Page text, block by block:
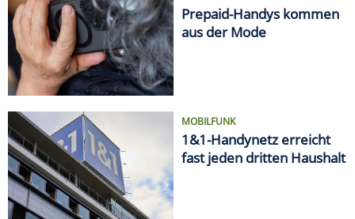
Prepaid-Handys kommen
aus der Mode
MOBILFUNK
1&1-Handynetz erreicht
fast jeden dritten Haushalt